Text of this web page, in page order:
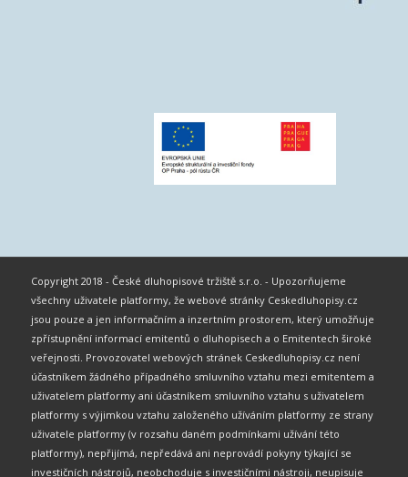
Copyright 2018 - České dluhopisové tržiště s.r.o. - Upozorňujeme
všechny uživatele platformy, že webové stránky Ceskedluhopisy.cz
jsou pouze a jen informačním a inzertním prostorem, který umožňuje
zpřístupnění informací emitentů o dluhopisech a o Emitentech široké
veřejnosti. Provozovatel webových stránek Ceskedluhopisy.cz není
účastníkem žádného případného smluvního vztahu mezi emitentem a
uživatelem platformy ani účastníkem smluvního vztahu s uživatelem
platformy s výjimkou vztahu založeného užíváním platformy ze strany
uživatele platformy (v rozsahu daném podmínkami užívání této
platformy), nepřijímá, nepředává ani neprovádí pokyny týkající se
investičních nástrojů, neobchoduje s investičními nástroji, neupisuje